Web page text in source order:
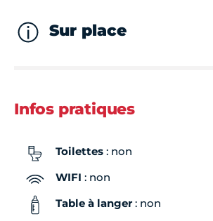
Sur place
Infos pratiques
Toilettes : non
WIFI : non
Table à langer: non